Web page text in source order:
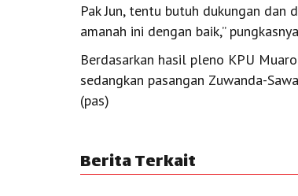
Pak Jun, tentu butuh dukungan dan
amanah ini dengan baik,’’
Berdasarkan hasil pleno KPU
sedangkan pasangan Zuwanda-
(pas)
Berita Terkait